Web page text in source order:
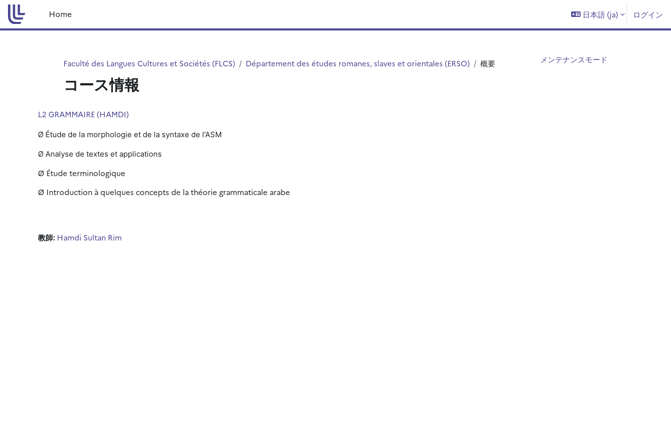
メインコンテンツへスキップする
Home
日本語 ‎(ja)‎ ログイン
Faculté des Langues Cultures et Sociétés (FLCS) Département des études romanes, slaves et orientales (ERSO) 概要 メンテナンスモード
コース情報
L2 GRAMMAIRE (HAMDI)
Ø Étude de la morphologie et de la syntaxe de l'ASM
Ø Analyse de textes et applications
Ø Étude terminologique
Ø Introduction à quelques concepts de la théorie grammaticale arabe
教師: Hamdi Sultan Rim